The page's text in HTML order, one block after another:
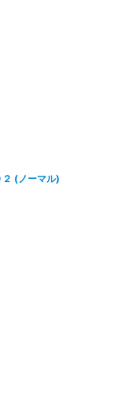
(ノーマル)